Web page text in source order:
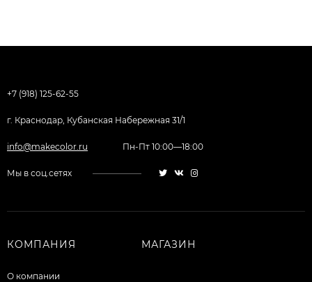
+7 (918) 125-62-55
г. Краснодар, Кубанская Набережная 31/1
info@makecolor.ru Пн-Пт 10:00—18:00
Мы в соц.сетях
КОМПАНИЯ
О компании
МАГАЗИН